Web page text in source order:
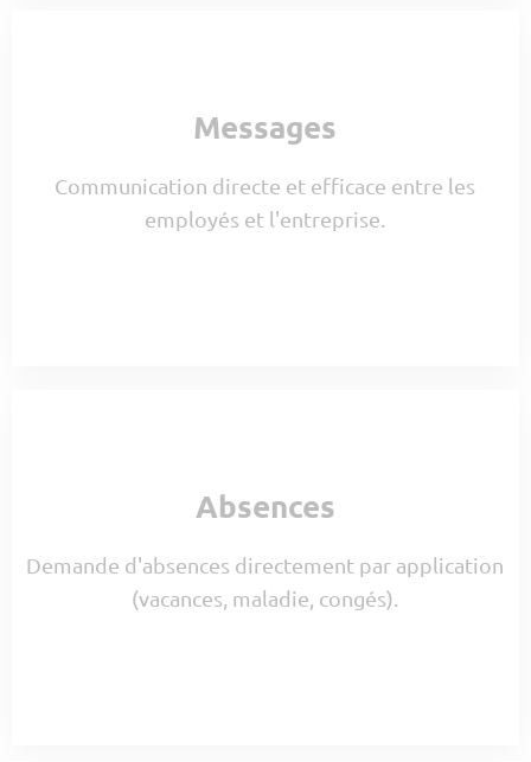
Messages
Communication directe et efficace entre les
employés et l'entreprise.
Absences
Demande d'absences directement par application
(vacances, maladie, congés).